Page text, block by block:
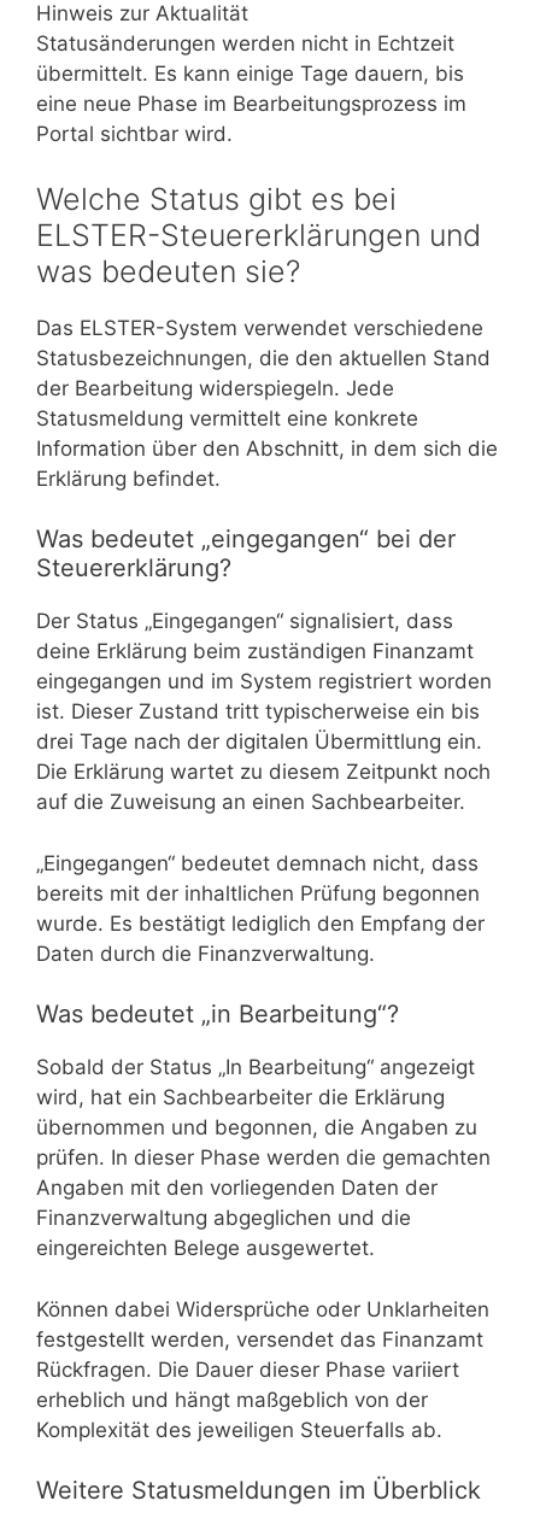
Hinweis zur Aktualität
Statusänderungen werden nicht in Echtzeit
übermittelt. Es kann einige Tage dauern, bis
eine neue Phase im Bearbeitungsprozess im
Portal sichtbar wird.
Welche Status gibt es bei
ELSTER-Steuererklärungen und
was bedeuten sie?
Das ELSTER-System verwendet verschiedene
Statusbezeichnungen, die den aktuellen Stand
der Bearbeitung widerspiegeln. Jede
Statusmeldung vermittelt eine konkrete
Information über den Abschnitt, in dem sich die
Erklärung befindet.
Was bedeutet „eingegangen“ bei der
Steuererklärung?
Der Status „Eingegangen“ signalisiert, dass
deine Erklärung beim zuständigen Finanzamt
eingegangen und im System registriert worden
ist. Dieser Zustand tritt typischerweise ein bis
drei Tage nach der digitalen Übermittlung ein.
Die Erklärung wartet zu diesem Zeitpunkt noch
auf die Zuweisung an einen Sachbearbeiter.
„Eingegangen“ bedeutet demnach nicht, dass
bereits mit der inhaltlichen Prüfung begonnen
wurde. Es bestätigt lediglich den Empfang der
Daten durch die Finanzverwaltung.
Was bedeutet „in Bearbeitung“?
Sobald der Status „In Bearbeitung“ angezeigt
wird, hat ein Sachbearbeiter die Erklärung
übernommen und begonnen, die Angaben zu
prüfen. In dieser Phase werden die gemachten
Angaben mit den vorliegenden Daten der
Finanzverwaltung abgeglichen und die
eingereichten Belege ausgewertet.
Können dabei Widersprüche oder Unklarheiten
festgestellt werden, versendet das Finanzamt
Rückfragen. Die Dauer dieser Phase variiert
erheblich und hängt maßgeblich von der
Komplexität des jeweiligen Steuerfalls ab.
Weitere Statusmeldungen im Überblick